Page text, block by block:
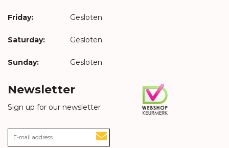
Friday: Gesloten
Saturday: Gesloten
Sunday: Gesloten
Newsletter
Sign up for our newsletter